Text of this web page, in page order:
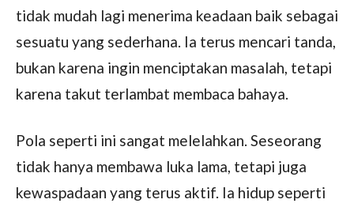
tidak mudah lagi menerima keadaan baik sebagai
sesuatu yang sederhana. Ia terus mencari tanda,
bukan karena ingin menciptakan masalah, tetapi
karena takut terlambat membaca bahaya.
Pola seperti ini sangat melelahkan. Seseorang
tidak hanya membawa luka lama, tetapi juga
kewaspadaan yang terus aktif. Ia hidup seperti